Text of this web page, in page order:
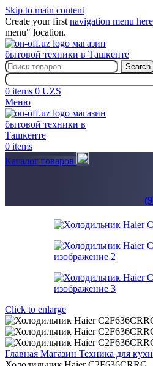
Skip to main content
Create your first navigation menu here
menu" location.
Search
0 items 0 UZS
Меню
0 items
Каталог товаров
Click to enlarge
Главная Магазин Техника для